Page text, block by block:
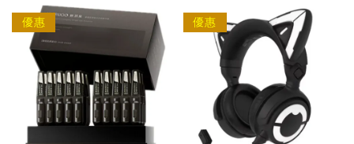
優惠 優惠